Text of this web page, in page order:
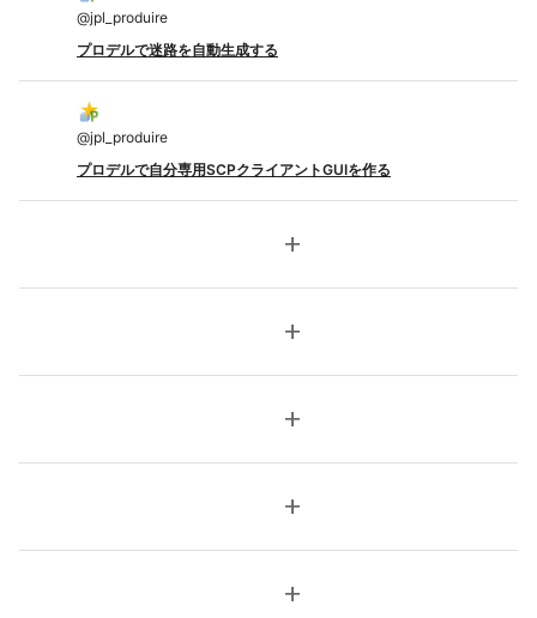
@jpl_produire
プロデルで迷路を自動生成する
@jpl_produire
プロデルで自分専用SCPクライアントGUIを作る
add
add
add
add
add